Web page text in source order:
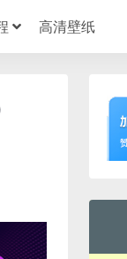
高清壁纸